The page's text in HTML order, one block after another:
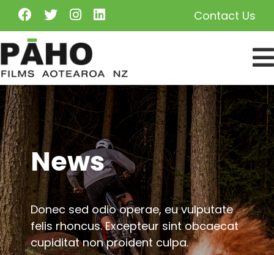
Contact Us
News
Donec sed odio operae, eu vulputate
felis rhoncus. Excepteur sint obcaecat
cupiditat non proident culpa.